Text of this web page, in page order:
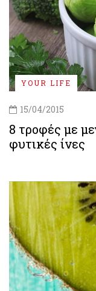
YOUR LIFE
15/04/2015
8 τροφές με
φυτικές ίνες